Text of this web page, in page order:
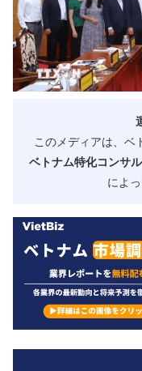
このメディアは、ベ
ベトナム特化コンサ
によ